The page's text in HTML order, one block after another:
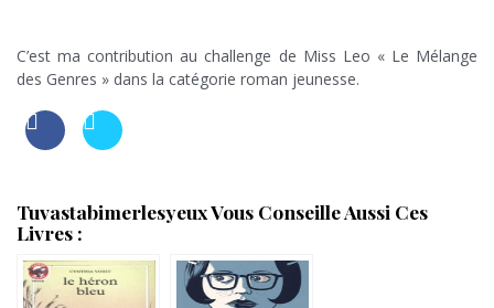
C’est ma contribution au challenge de Miss Leo « Le Mélange
des Genres » dans la catégorie roman jeunesse.
Tuvastabimerlesyeux Vous Conseille Aussi Ces
Livres :